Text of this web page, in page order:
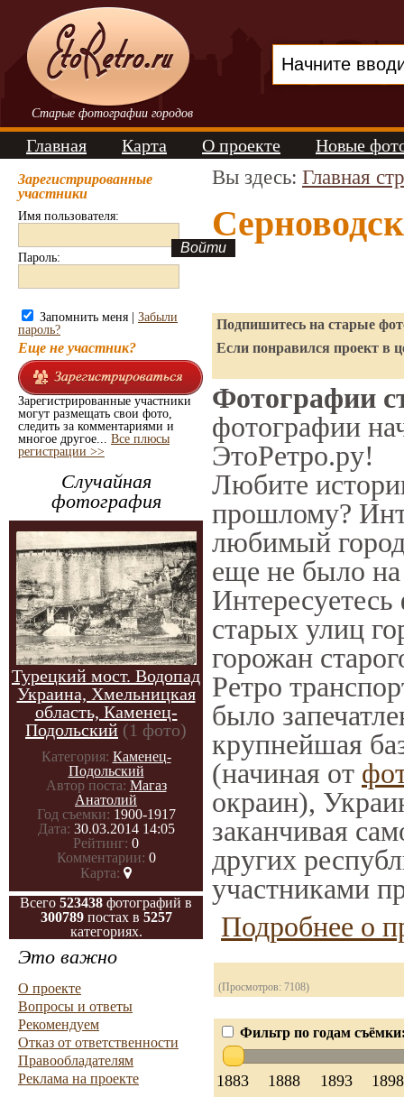
Старые фотографии городов
Главная Карта О проекте Новые
Зарегистрированные
участники
Имя пользователя:
Пароль:
Запомнить меня | Забыли
пароль?
Еще не участник?
Зарегистрированные участники
могут размещать свои фото,
следить за комментариями и
многое другое... Все плюсы
регистрации >>
Случайная
фотография
Турецкий мост. Водопад
Украина, Хмельницкая
область, Каменец-
Подольский (1 фото)
Категория: Каменец-
Подольский
Автор поста: Магаз
Анатолий
Год съемки: 1900-1917
Дата: 30.03.2014 14:05
Рейтинг: 0
Комментарии: 0
Карта:
Всего 523438 фотографий в
300789постах в 5257
категориях.
Это важно
О проекте
Вопросы и ответы
Рекомендуем
Отказ от ответственности
Правообладателям
Реклама на проекте
Вы здесь: Главная
Подпишитесь на старые
Если понравился проект в
Фотографии
фотографии
ЭтоРетро.ру!
Любите
прошлому?
любимый
еще не было на
Интересуетесь
старых улиц
горожан
Ретро
было
крупнейшая
(начиная от
окраин),
заканчивая
других
участниками
Подробнее о
(Просмотров: 7108)
Фильтр по годам
1883 1888 1893 1898